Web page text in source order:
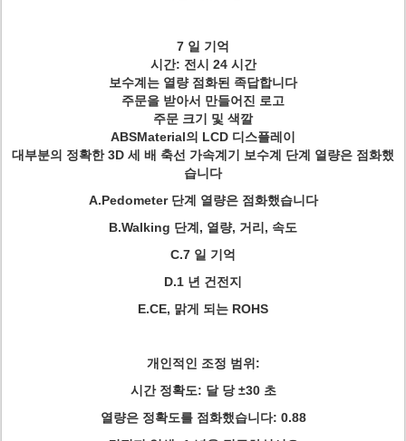
7 일 기억
시간: 전시 24 시간
보수계는 열량 점화된 족답합니다
주문을 받아서 만들어진 로고
주문 크기 및 색깔
ABSMaterial의 LCD 디스플레이
대부분의 정확한 3D 세 배 축선 가속계기 보수계 단계 열량은 점화했
습니다
A.Pedometer 단계 열량은 점화했습니다
B.Walking 단계, 열량, 거리, 속도
C.7 일 기억
D.1 년 건전지
E.CE, 맑게 되는 ROHS
개인적인 조정 범위:
시간 정확도: 달 당 ±30 초
열량은 정확도를 점화했습니다: 0.88